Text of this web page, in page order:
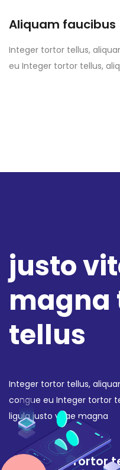
Aliquam faucibus
Integer tortor tellus,
eu Integer tortor tellus,
justo
magna
tellus
Integer tortor tellus,
congue eu Integer tortor
ligula justo vitae magna
Tortor